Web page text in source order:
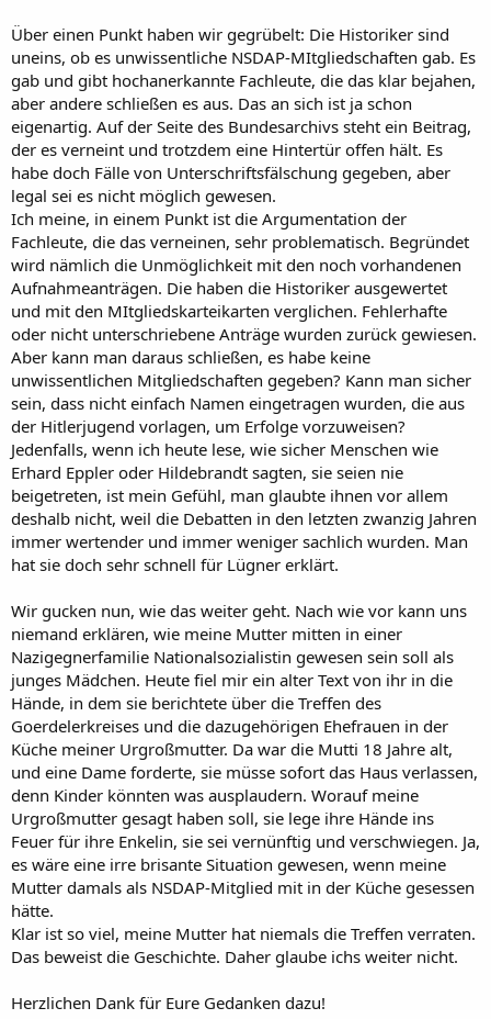
Über einen Punkt haben wir gegrübelt: Die Historiker sind
uneins, ob es unwissentliche NSDAP-MItgliedschaften gab. Es
gab und gibt hochanerkannte Fachleute, die das klar bejahen,
aber andere schließen es aus. Das an sich ist ja schon
eigenartig. Auf der Seite des Bundesarchivs steht ein Beitrag,
der es verneint und trotzdem eine Hintertür offen hält. Es
habe doch Fälle von Unterschriftsfälschung gegeben, aber
legal sei es nicht möglich gewesen.
Ich meine, in einem Punkt ist die Argumentation der
Fachleute, die das verneinen, sehr problematisch. Begründet
wird nämlich die Unmöglichkeit mit den noch vorhandenen
Aufnahmeanträgen. Die haben die Historiker ausgewertet
und mit den MItgliedskarteikarten verglichen. Fehlerhafte
oder nicht unterschriebene Anträge wurden zurück gewiesen.
Aber kann man daraus schließen, es habe keine
unwissentlichen Mitgliedschaften gegeben? Kann man sicher
sein, dass nicht einfach Namen eingetragen wurden, die aus
der Hitlerjugend vorlagen, um Erfolge vorzuweisen?
Jedenfalls, wenn ich heute lese, wie sicher Menschen wie
Erhard Eppler oder Hildebrandt sagten, sie seien nie
beigetreten, ist mein Gefühl, man glaubte ihnen vor allem
deshalb nicht, weil die Debatten in den letzten zwanzig Jahren
immer wertender und immer weniger sachlich wurden. Man
hat sie doch sehr schnell für Lügner erklärt.
Wir gucken nun, wie das weiter geht. Nach wie vor kann uns
niemand erklären, wie meine Mutter mitten in einer
Nazigegnerfamilie Nationalsozialistin gewesen sein soll als
junges Mädchen. Heute fiel mir ein alter Text von ihr in die
Hände, in dem sie berichtete über die Treffen des
Goerdelerkreises und die dazugehörigen Ehefrauen in der
Küche meiner Urgroßmutter. Da war die Mutti 18 Jahre alt,
und eine Dame forderte, sie müsse sofort das Haus verlassen,
denn Kinder könnten was ausplaudern. Worauf meine
Urgroßmutter gesagt haben soll, sie lege ihre Hände ins
Feuer für ihre Enkelin, sie sei vernünftig und verschwiegen. Ja,
es wäre eine irre brisante Situation gewesen, wenn meine
Mutter damals als NSDAP-Mitglied mit in der Küche gesessen
hätte.
Klar ist so viel, meine Mutter hat niemals die Treffen verraten.
Das beweist die Geschichte. Daher glaube ichs weiter nicht.
Herzlichen Dank für Eure Gedanken dazu!